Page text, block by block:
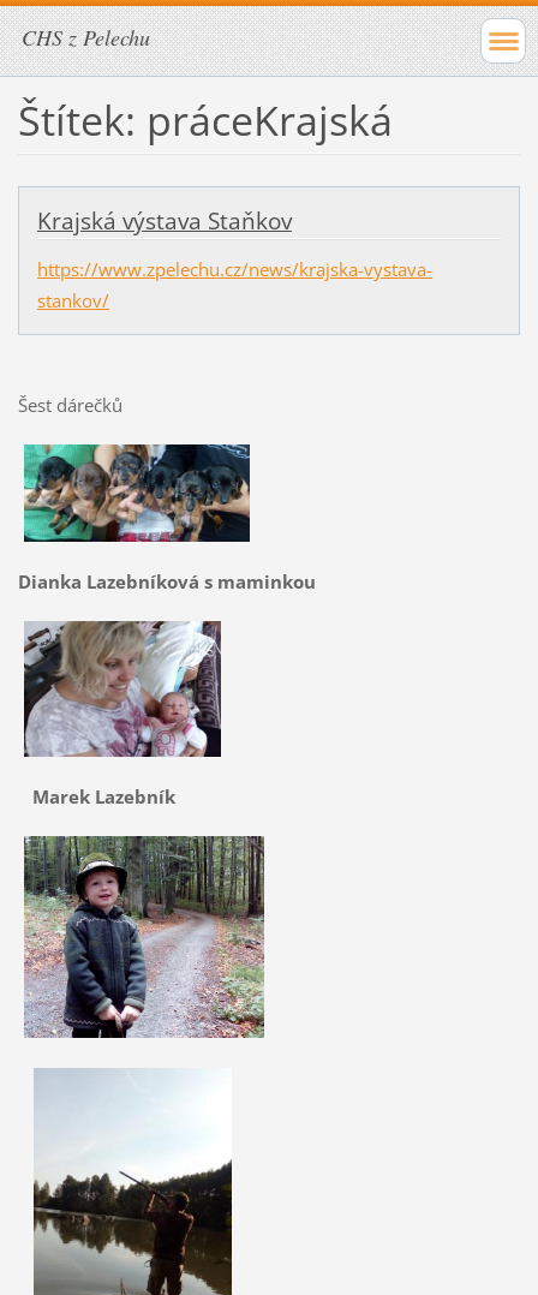
CHS z Pelechu
Štítek: práceKrajská
Krajská výstava Staňkov
https://www.zpelechu.cz/news/krajska-vystava-
stankov/
Šest dárečků
Dianka Lazebníková s maminkou
Marek Lazebník